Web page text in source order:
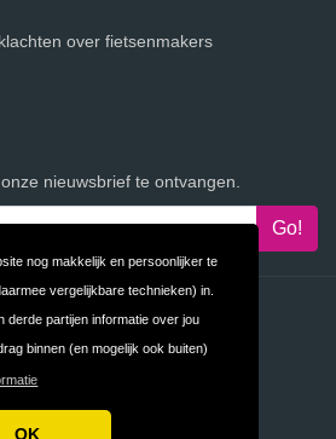
nog makkelijk en persoonlijker te
vergelijkbare technieken) in.
derde partijen informatie over jou
binnen (en mogelijk ook buiten)
OK
over fietsenmakers
nieuwsbrief te ontvangen.
Privacy
FAQ